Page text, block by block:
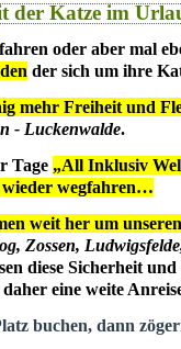
der Katze im
fahren oder aber mal
der sich um ihre
mehr Freiheit und
- Luckenwalde.
Tage „All Inklusiv
wieder wegfahren…
weit her um
Zossen,
diese Sicherheit
eine weite
buchen, dann